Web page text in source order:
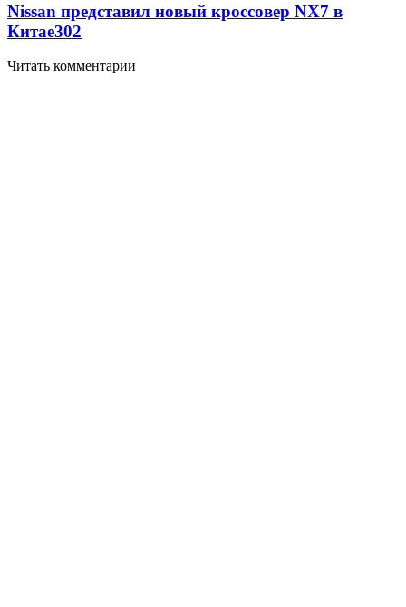
Nissan представил новый кроссовер NX7 в
Китае302
Читать комментарии